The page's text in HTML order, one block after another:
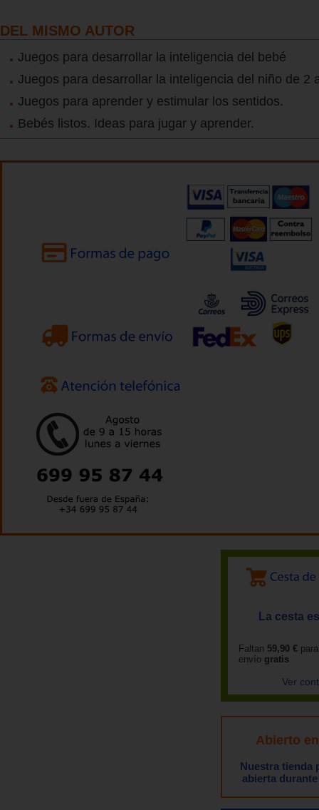
DEL MISMO AUTOR
Juegos para desarrollar la inteligencia del bebé
Juegos para desarrollar la inteligencia del niño de 2
Juegos para aprender y estimular los sentidos.
Bebés listos. Ideas para jugar y aprender.
La cesta
Faltan 59,90 €
envío gratis
Ver
Abierto
Nuestra tienda
abierta